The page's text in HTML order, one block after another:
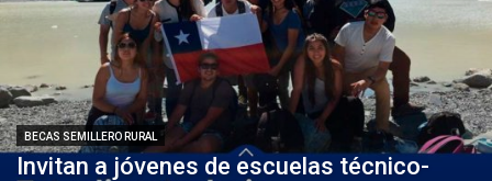
BECAS SEMILLERO RURAL
Invitan a jóvenes de escuelas técnico-